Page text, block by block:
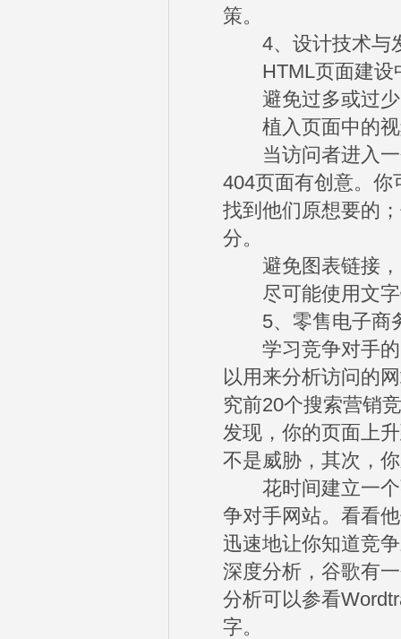
策。
4、设计技术与
HTML页面建设
避免过多或过少
植入页面中的视
当访问者进入一
404页面有创意。你
找到他们原想要的
分。
避免图表链接，
尽可能使用文字
5、零售电子商
学习竞争对手的
以用来分析访问的
究前20个搜索营销
发现，你的页面上
不是威胁，其次，
花时间建立一个
争对手网站。看看
迅速地让你知道竞
深度分析，谷歌有
分析可以参看
字。